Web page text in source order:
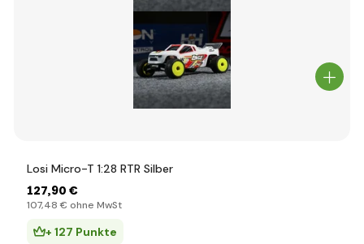
Losi Micro-T 1:28 RTR Silber
127,90 €
107,48 € ohne MwSt
+ 127 Punkte